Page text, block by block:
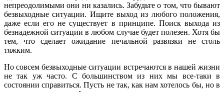
непреодолимыми они ни казались. Забудьте о том, что бывают
безвыходные ситуации. Ищите выход из любого положения,
даже если его не существует в принципе. Поиск выхода из
безнадежной ситуации в любом случае будет полезен. Хотя бы
тем, что сделает ожидание печальной развязки не столь
тяжким.
Но совсем безвыходные ситуации встречаются в нашей жизни
не так уж часто. С большинством из них мы все-таки в
состоянии справиться. Пусть не так, как нам хотелось бы, но в